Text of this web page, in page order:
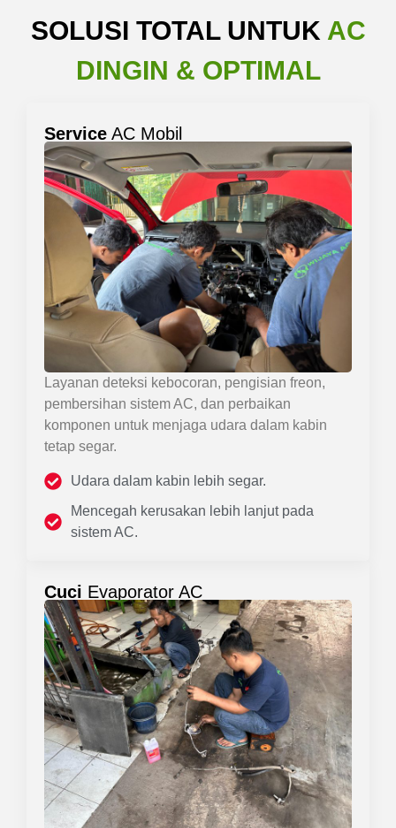
SOLUSI TOTAL UNTUK AC
DINGIN & OPTIMAL
Service AC Mobil
Layanan deteksi kebocoran, pengisian freon,
pembersihan sistem AC, dan perbaikan
komponen untuk menjaga udara dalam kabin
tetap segar.
Udara dalam kabin lebih segar.
Mencegah kerusakan lebih lanjut pada
sistem AC.
Cuci Evaporator AC